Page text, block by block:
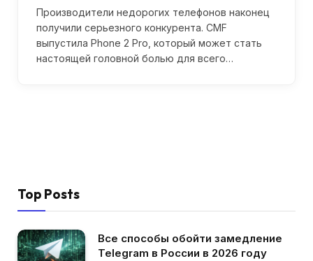
Производители недорогих телефонов наконец
получили серьезного конкурента. CMF
выпустила Phone 2 Pro, который может стать
настоящей головной болью для всего…
Top Posts
Все способы обойти замедление
Telegram в России в 2026 году